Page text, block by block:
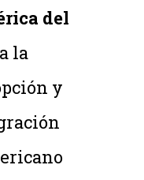
del
la
y